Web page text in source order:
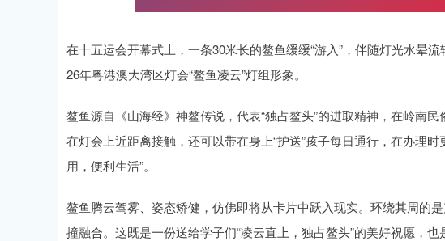
在十五运会开幕式上，一条30米长的鳌鱼缓缓“游入”，伴随灯光水晕
26年粤港澳大湾区灯会“鳌鱼凌云”灯组形象。
鳌鱼源自《山海经》神鳌传说，代表‌“独占鳌头”的进取精神‌，在岭南
在灯会上近距离接触，还可以带在身上“护送”孩子每日通行，在办理
用，便利生活”。‌‌
鳌鱼腾云驾雾、姿态矫健，仿佛即将从卡片中跃入现实。环绕其周的
撞融合。这既是一份送给学子们“凌云直上，独占鳌头”的美好祝愿，也